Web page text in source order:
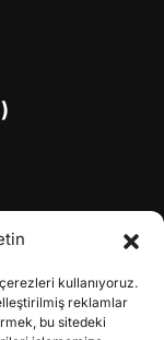
kullanıyoruz.
reklamlar
bu sitedeki